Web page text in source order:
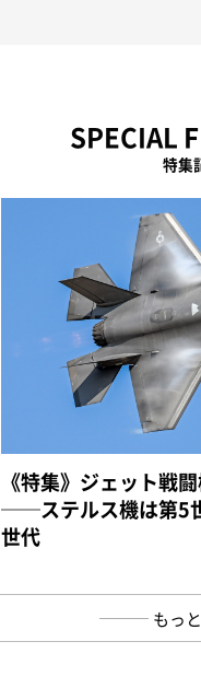
SPECIAL
特集
《特集》ジェット戦
──ステルス機は第5
世代
もっ